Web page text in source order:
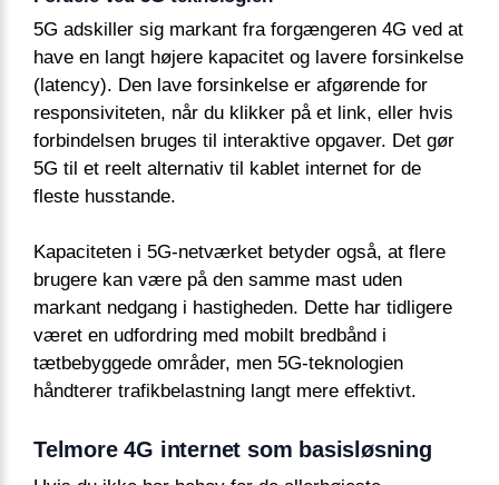
5G adskiller sig markant fra forgængeren 4G ved at
have en langt højere kapacitet og lavere forsinkelse
(latency). Den lave forsinkelse er afgørende for
responsiviteten, når du klikker på et link, eller hvis
forbindelsen bruges til interaktive opgaver. Det gør
5G til et reelt alternativ til kablet internet for de
fleste husstande.
Kapaciteten i 5G-netværket betyder også, at flere
brugere kan være på den samme mast uden
markant nedgang i hastigheden. Dette har tidligere
været en udfordring med mobilt bredbånd i
tætbebyggede områder, men 5G-teknologien
håndterer trafikbelastning langt mere effektivt.
Telmore 4G internet som basisløsning